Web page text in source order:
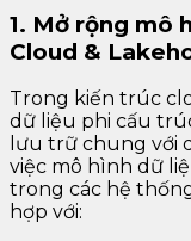
1. Mở rộng mô
Cloud &
Trong kiến trúc
dữ liệu phi cấu
lưu trữ chung với
việc mô hình dữ
trong các hệ
hợp với: